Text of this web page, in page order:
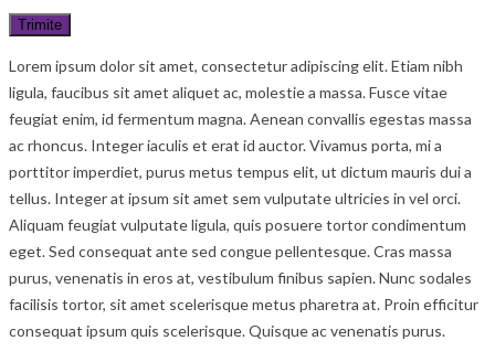
Lorem ipsum dolor sit amet, consectetur adipiscing elit. Etiam nibh
ligula, faucibus sit amet aliquet ac, molestie a massa. Fusce vitae
feugiat enim, id fermentum magna. Aenean convallis egestas massa
ac rhoncus. Integer iaculis et erat id auctor. Vivamus porta, mi a
porttitor imperdiet, purus metus tempus elit, ut dictum mauris dui a
tellus. Integer at ipsum sit amet sem vulputate ultricies in vel orci.
Aliquam feugiat vulputate ligula, quis posuere tortor condimentum
eget. Sed consequat ante sed congue pellentesque. Cras massa
purus, venenatis in eros at, vestibulum finibus sapien. Nunc sodales
facilisis tortor, sit amet scelerisque metus pharetra at. Proin efficitur
consequat ipsum quis scelerisque. Quisque ac venenatis purus.